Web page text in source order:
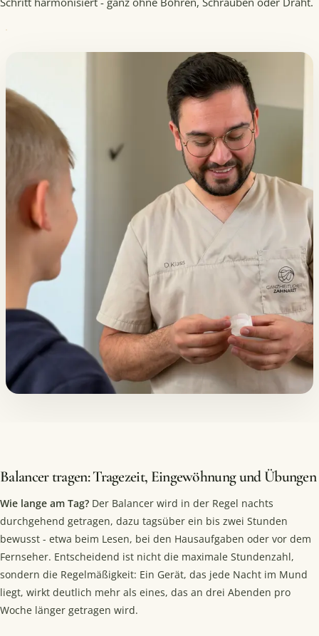
Balancer tragen: Tragezeit, Eingewöhnung und Übungen
Wie lange am Tag? Der Balancer wird in der Regel nachts
durchgehend getragen, dazu tagsüber ein bis zwei Stunden
bewusst - etwa beim Lesen, bei den Hausaufgaben oder vor dem
Fernseher. Entscheidend ist nicht die maximale Stundenzahl,
sondern die Regelmäßigkeit: Ein Gerät, das jede Nacht im Mund
liegt, wirkt deutlich mehr als eines, das an drei Abenden pro
Woche länger getragen wird.